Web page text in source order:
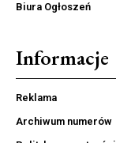
Biura Ogłoszeń
Informacje
Reklama
Archiwum numerów